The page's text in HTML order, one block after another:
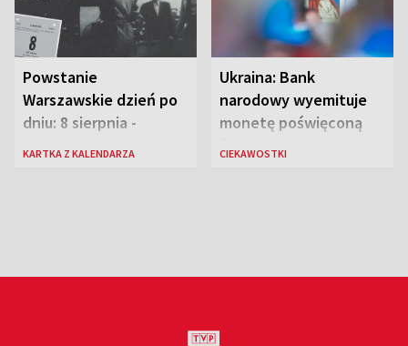
Powstanie
Warszawskie dzień po
dniu: 8 sierpnia -
rozbrzmiewa radio
KARTKA Z KALENDARZA
Ukraina: Bank
narodowy wyemituje
monetę poświęconą
św. Janowi Pawłowi II
CIEKAWOSTKI